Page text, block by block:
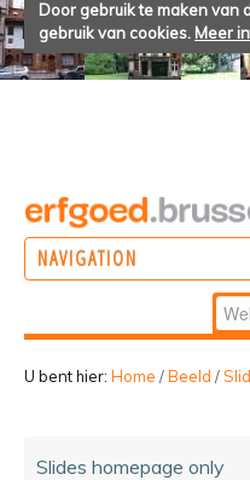
Door gebruik te maken van
gebruik van cookies. Meer
NAVIGATION
U bent hier: Home /Beeld /
Slides homepage only